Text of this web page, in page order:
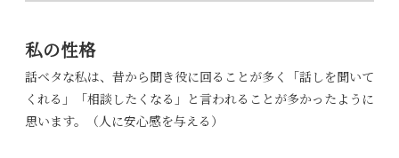
私の性格
話ベタな私は、昔から聞き役に回ることが多く「話しを聞いて
くれる」「相談したくなる」と言われることが多かったように
思います。（人に安心感を与える）